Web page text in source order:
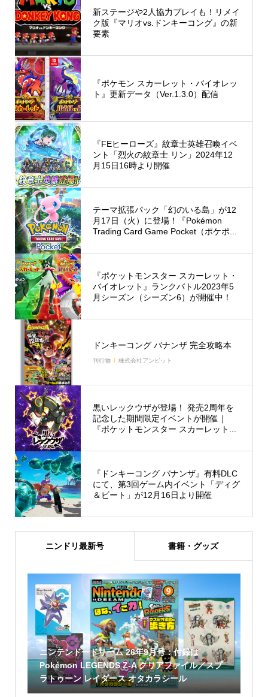
新ステージや2人協力プレイも！リメイ
ク版『マリオvs.ドンキーコング』の新
要素
『ポケモン スカーレット・バイオレッ
ト』更新データ（Ver.1.3.0）配信
『FEヒーローズ』紋章士英雄召喚イベ
ント「烈火の紋章士 リン」2024年12
月15日16時より開催
テーマ拡張パック「幻のいる島」が12
月17日（火）に登場！『Pokémon
Trading Card Game Pocket（ポケポ...
『ポケットモンスター スカーレット・
バイオレット』ランクバトル2023年5
月シーズン（シーズン6）が開催中！
ドンキーコング バナンザ 完全攻略本
刊行物 株式会社アンビット
黒いレックウザが登場！ 発売2周年を
記念した期間限定イベントが開催｜
『ポケットモンスター スカーレット...
『ドンキーコング バナンザ』有料DLC
にて、第3回ゲーム内イベント「ディグ
＆ビート」が12月16日より開催
ニンドリ最新号 書籍・グッズ
ニンテンドードリーム 26年9月号：付録は
Pokémon LEGENDS Z-A クリアファイル／スプ
ラトゥーン レイダース オタカラシール